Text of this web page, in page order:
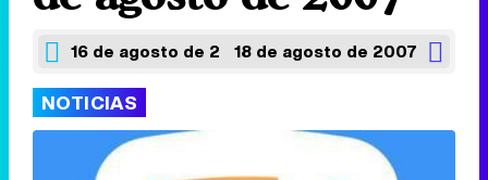
16 de agosto de 200718 de agosto de 2007
NOTICIAS